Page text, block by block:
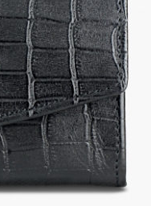
Slevy
Slovensky